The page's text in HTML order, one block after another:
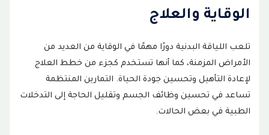
الوقاية والعلاج
تلعب اللياقة البدنية دورًا مهمًا في الوقاية من العديد من
الأمراض المزمنة، كما أنها تستخدم كجزء من خطط العلاج
لإعادة التأهيل وتحسين جودة الحياة. التمارين المنتظمة
تساعد في تحسين وظائف الجسم وتقليل الحاجة إلى التدخلات
الطبية في بعض الحالات.